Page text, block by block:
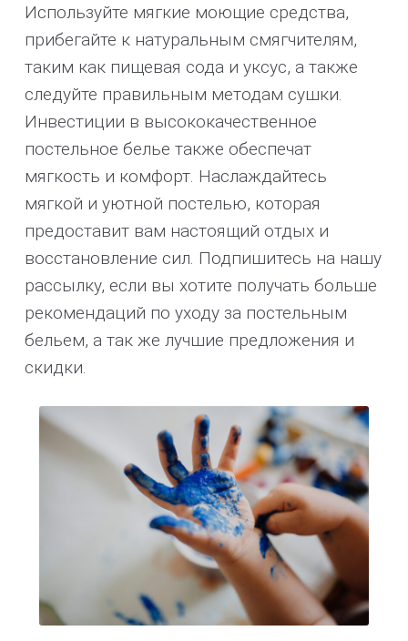
Используйте мягкие моющие средства,
прибегайте к натуральным смягчителям,
таким как пищевая сода и уксус, а также
следуйте правильным методам сушки.
Инвестиции в высококачественное
постельное белье также обеспечат
мягкость и комфорт. Наслаждайтесь
мягкой и уютной постелью, которая
предоставит вам настоящий отдых и
восстановление сил. Подпишитесь на нашу
рассылку, если вы хотите получать больше
рекомендаций по уходу за постельным
бельем, а так же лучшие предложения и
скидки.